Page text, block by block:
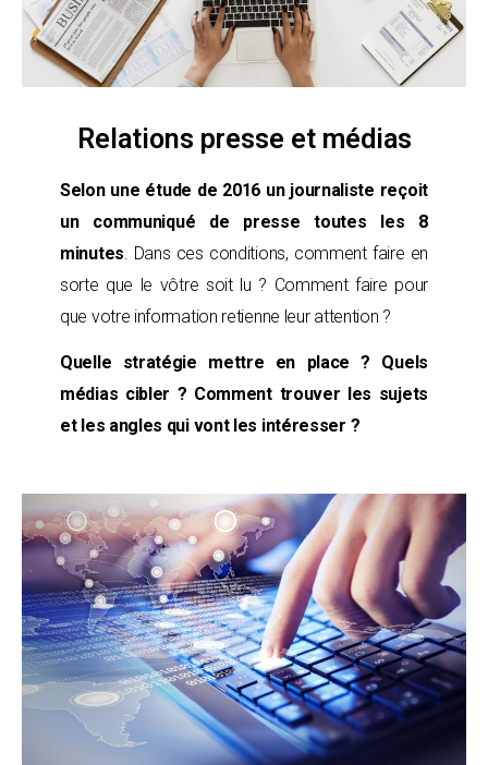
Relations presse et médias
Selon une étude de 2016 un journaliste reçoit
un communiqué de presse toutes les 8
minutes . Dans ces conditions, comment faire en
sorte que le vôtre soit lu ? Comment faire pour
que votre information retienne leur attention ?
Quelle stratégie mettre en place ? Quels
médias cibler ? Comment trouver les sujets
et les angles qui vont les intéresser ?